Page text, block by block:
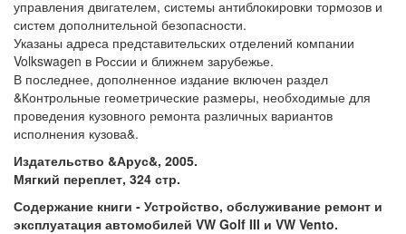
управления двигателем, системы антиблокировки тормозов и
систем дополнительной безопасности.
Указаны адреса представительских отделений компании
Volkswagen в России и ближнем зарубежье.
В последнее, дополненное издание включен раздел
&Контрольные геометрические размеры, необходимые для
проведения кузовного ремонта различных вариантов
исполнения кузова&.
Издательство &Арус&, 2005.
Мягкий переплет, 324 стр.
Содержание книги - Устройство, обслуживание ремонт и
эксплуатация автомобилей VW Golf III и VW Vento.